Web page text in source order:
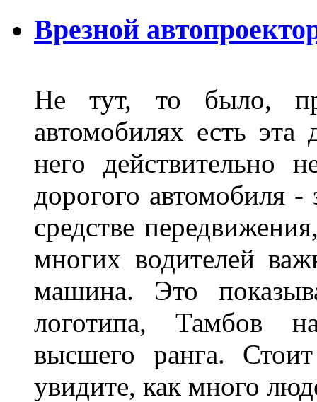
Врезной
Не тут, то было,
автомобилях есть
него действительно
дорогого автомобиля
средстве
многих водителей
машина. Это
логотипа, Тамбов
высшего ранга.
увидите, как много